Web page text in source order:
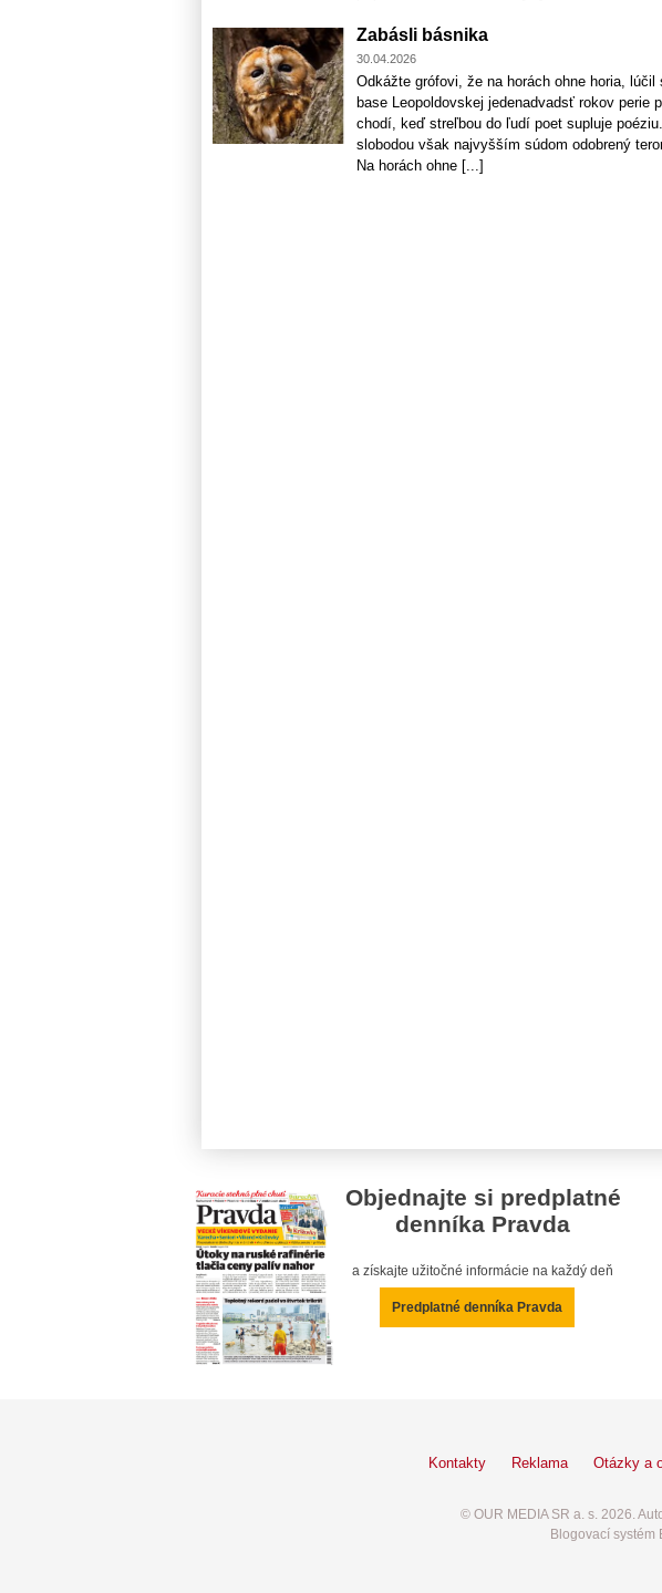
Zabásli básnika
30.04.2026
Odkážte grófovi, že na horách ohne horia,
base Leopoldovskej jedenadvadsť rokov perie
chodí, keď streľbou do ľudí poet supluje
slobodou však najvyšším súdom odobrený
Na horách ohne [...]
Objednajte si predplatné
denníka Pravda
a získajte užitočné informácie na každý deň
Predplatné denníka Pravda
Kontakty Reklama Otázky a
© OUR MEDIA SR a. s. 2026.
Blogovací systém